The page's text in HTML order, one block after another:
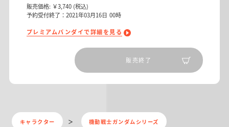
販売価格: ￥3,740 (税込)
予約受付終了：2021年03月16日 00時
プレミアムバンダイで詳細を見る
販売終了
キャラクター 機動戦士ガンダムシリーズ